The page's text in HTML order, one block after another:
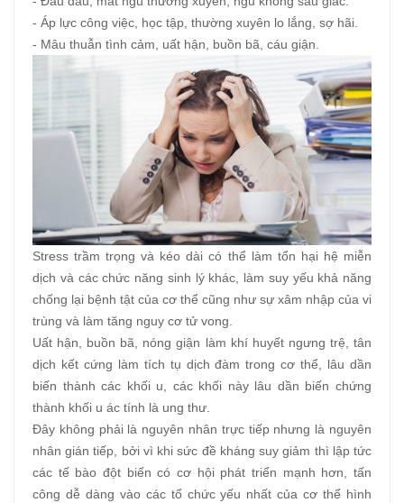
- Áp lực công việc, học tập, thường xuyên lo lắng, sợ hãi.
- Mâu thuẫn tình cảm, uất hận, buồn bã, cáu giận.
Stress trầm trọng và kéo dài có thể làm tổn hại hệ miễn
dịch và các chức năng sinh lý khác, làm suy yếu khả năng
chống lại bệnh tật của cơ thể cũng như sự xâm nhập của vi
trùng và làm tăng nguy cơ tử vong.
Uất hận, buồn bã, nóng giận làm khí huyết ngưng trệ, tân
dịch kết cứng làm tích tụ dịch đàm trong cơ thể, lâu dần
biến thành các khối u, các khối này lâu dần biến chứng
thành khối u ác tính là ung thư.
Đây không phải là nguyên nhân trực tiếp nhưng là nguyên
nhân gián tiếp, bởi vì khi sức đề kháng suy giảm thì lập tức
các tế bào đột biến có cơ hội phát triển mạnh hơn, tấn
công dễ dàng vào các tổ chức yếu nhất của cơ thể hình